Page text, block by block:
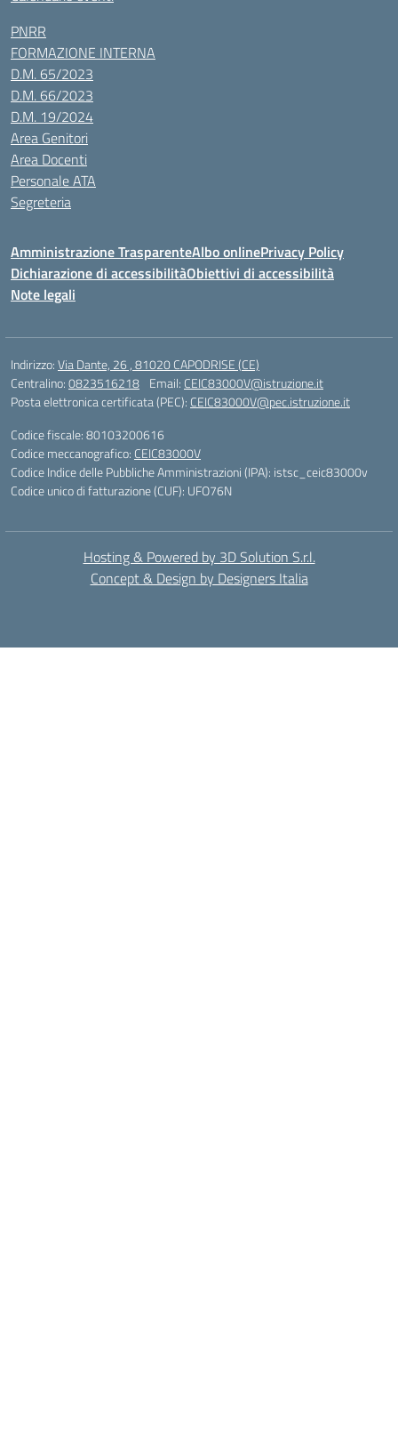
PNRR
FORMAZIONE INTERNA
D.M. 65/2023
D.M. 66/2023
D.M. 19/2024
Area Genitori
Area Docenti
Personale ATA
Segreteria
Amministrazione TrasparenteAlbo onlinePrivacy Policy
Dichiarazione di accessibilitàObiettivi di accessibilità
Note legali
Indirizzo:Via Dante, 26 , 81020 CAPODRISE (CE)
Centralino:0823516218 Email: CEIC83000V@istruzione.it
Posta elettronica certificata (PEC): CEIC83000V@pec.istruzione.it
Codice fiscale: 80103200616
Codice meccanografico: CEIC83000V
Codice Indice delle Pubbliche Amministrazioni (IPA): istsc_ceic83000v
Codice unico di fatturazione (CUF): UFO76N
Hosting & Powered by 3D Solution S.r.l.
Concept & Design by Designers Italia